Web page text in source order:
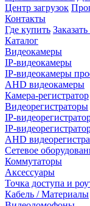
Центр загрузок
Контакты
Где купить
Каталог
Видеокамеры
IP-видеокамеры
IP-видеокамеры
AHD видеокамеры
Камера-регистратор
Видеорегистраторы
IP-
IP-
AHD
Сетевое
Коммутаторы
Аксессуары
Точка доступа и
Кабель / Материалы